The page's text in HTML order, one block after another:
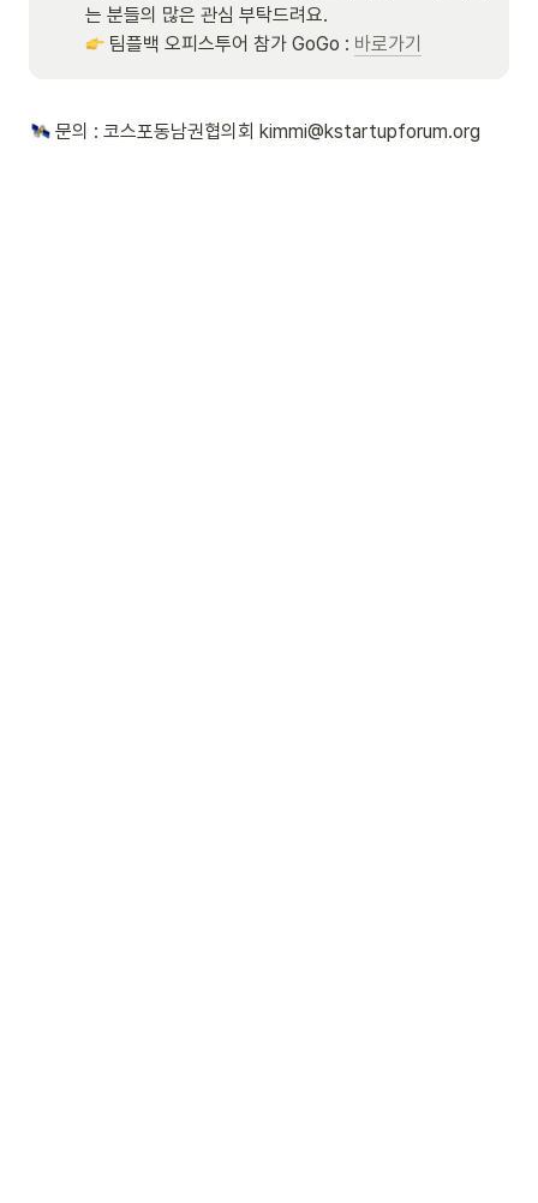
팀플백 오피스투어 참가 GoGo : 바로가기
문의 : 코스포동남권협의회 kimmi@kstartupforum.org